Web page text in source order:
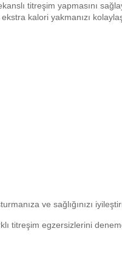
titreşim yapmasını
kalori yakmanızı
ve sağlığınızı
titreşim egzersizlerini